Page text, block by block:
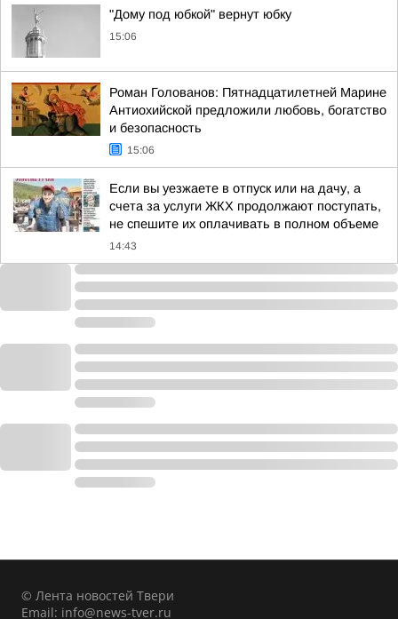
"Дому под юбкой" вернут юбку
15:06
Роман Голованов: Пятнадцатилетней Марине
Антиохийской предложили любовь, богатство
и безопасность
15:06
Если вы уезжаете в отпуск или на дачу, а
счета за услуги ЖКХ продолжают поступать,
не спешите их оплачивать в полном объеме
14:43
© Лента новостей Твери
Email: info@news-tver.ru